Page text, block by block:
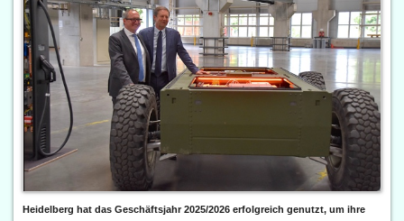
Heidelberg hat das Geschäftsjahr 2025/2026 erfolgreich genutzt, um ihre